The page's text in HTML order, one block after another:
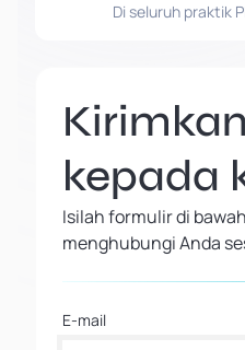
Di seluruh praktik
kepada
Isilah formulir di
menghubungi Anda
E-mail